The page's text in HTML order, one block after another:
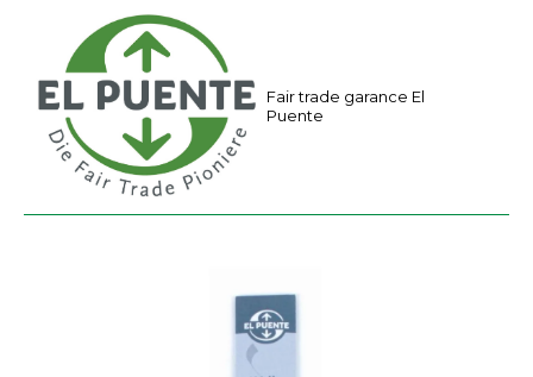
Fair trade garance El
Puente